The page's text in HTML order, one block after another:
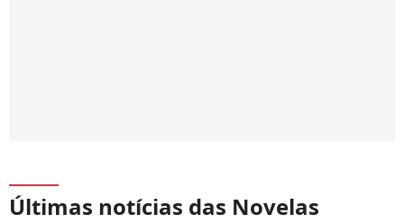
Últimas notícias das Novelas